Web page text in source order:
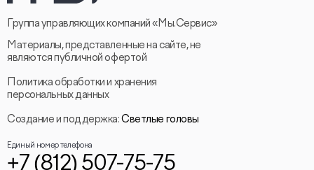
Группа управляющих компаний «Мы.Сервис»
Материалы, представленные на сайте, не
являются публичной офертой
Политика обработки и хранения
персональных данных
Создание и поддержка:Светлые головы
Единый номер телефона
+7 (812) 507-75-75